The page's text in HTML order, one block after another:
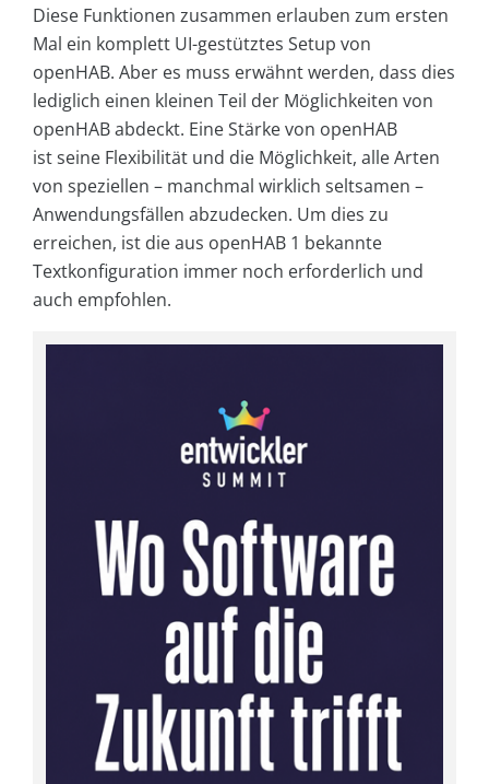
Diese Funktionen zusammen erlauben zum ersten
Mal ein komplett UI-gestütztes Setup von
openHAB. Aber es muss erwähnt werden, dass dies
lediglich einen kleinen Teil der Möglichkeiten von
openHAB abdeckt. Eine Stärke von openHAB
ist seine Flexibilität und die Möglichkeit, alle Arten
von speziellen – manchmal wirklich seltsamen –
Anwendungsfällen abzudecken. Um dies zu
erreichen, ist die aus openHAB 1 bekannte
Textkonfiguration immer noch erforderlich und
auch empfohlen.